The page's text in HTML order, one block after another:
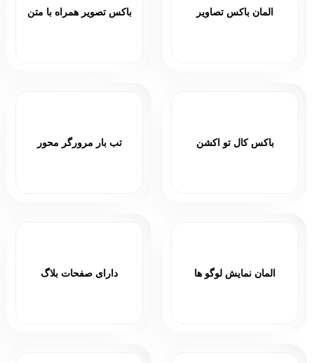
المان باکس تصاویر باکس تصویر همراه با متن
باکس کال تو اکشن تب بار مرورگر محور
المان نمایش لوگو ها دارای صفحات بلاگ